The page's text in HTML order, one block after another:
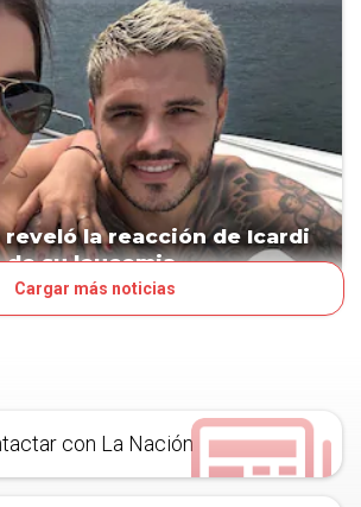
reveló la reacción de Icardi
su leucemia
Cargar más noticias
con La Nación